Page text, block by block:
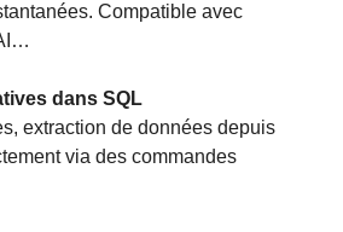
Compatible avec
dans SQL
extraction de données depuis
via des commandes